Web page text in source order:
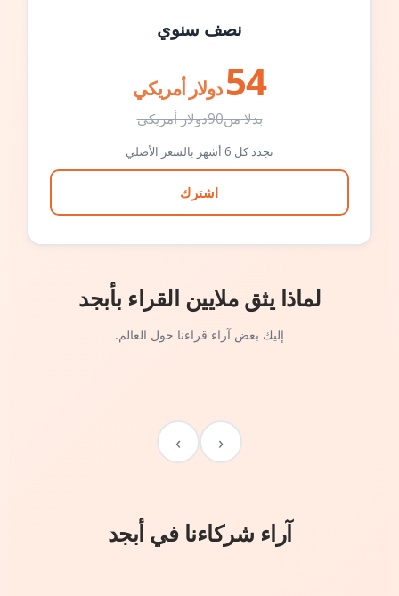
نصف سنوي
54 دولار أمريكي
بدلا من90دولار أمريكي
تجدد كل 6 أشهر بالسعر الأصلي
اشترك
لماذا يثق ملايين القراء بأبجد
إليك بعض آراء قراءنا حول العالم.
‹
›
آراء شركاءنا في أبجد